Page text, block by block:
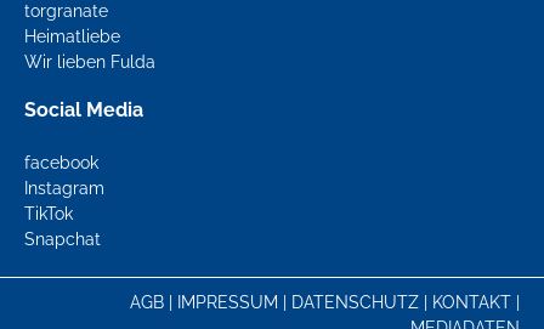
torgranate
Heimatliebe
Wir lieben Fulda
Social Media
facebook
Instagram
TikTok
Snapchat
AGB IMPRESSUM DATENSCHUTZ KONTAKT